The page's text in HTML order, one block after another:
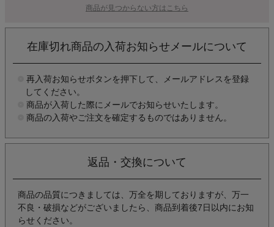
商品が見つからない方はこちら
在庫切れ商品の入荷お知らせメールについて
再入荷お知らせボタンを押下して、メールアドレスを登録
してください。
商品が入荷した際にメールでお知らせいたします。
商品の入荷やご注文を確定するものではありません。
返品・交換について
商品の品質につきましては、万全を期しておりますが、万一
不良・破損などがございましたら、商品到着後7日以内にお知
らせください。